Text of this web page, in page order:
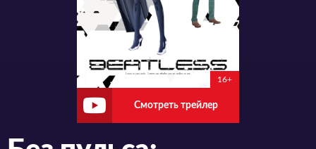
16+
Смотреть трейлер